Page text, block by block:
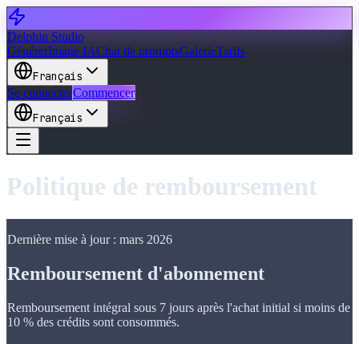
Delphin Studio
GénérerImage IAChat de promptsGalerieTarifs
Français
Se connecterCommencer
Français
Politique de remboursement
Dernière mise à jour : mars 2026
Remboursement d'abonnement
Remboursement intégral sous 7 jours après l'achat initial si moins de
10 % des crédits sont consommés.